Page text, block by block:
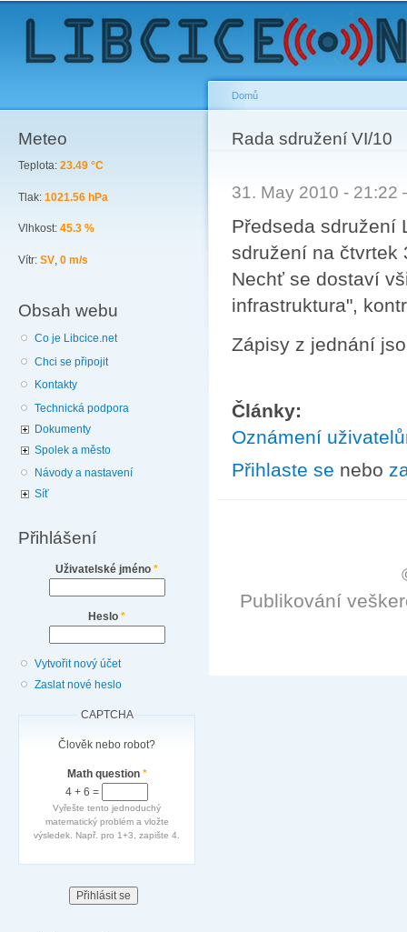
Meteo
Teplota: 23.49 °C
Tlak: 1021.56 hPa
Vlhkost: 45.3 %
Vítr: SV, 0 m/s
Obsah webu
Co je Libcice.net
Chci se připojit
Kontakty
Technická podpora
Dokumenty
Spolek a město
Návody a nastavení
Síť
Přihlášení
Uživatelské jméno *
Heslo *
Vytvořit nový účet
Zaslat nové heslo
CAPTCHA
Člověk nebo robot?
Math question *
4 + 6 =
Vyřešte tento jednoduchý
matematický problém a vložte
výsledek. Např. pro 1+3, zapište 4.
You are here
Domů
Rada sdružení VI/10
31. May 2010 -
Předseda sdružení
sdružení na čtvrtek
Nechť se dostaví
infrastruktura",
Zápisy z jednání
Články:
Oznámení
Přihlaste se nebo
Publikování